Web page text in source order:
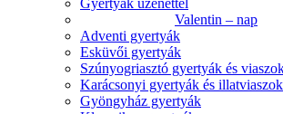
Gyertyák üzenettel
Valentin – nap
Adventi gyertyák
Esküvői gyertyák
Szúnyogriasztó gyertyák és
Karácsonyi gyertyák és illatviaszok
Gyöngyház gyertyák